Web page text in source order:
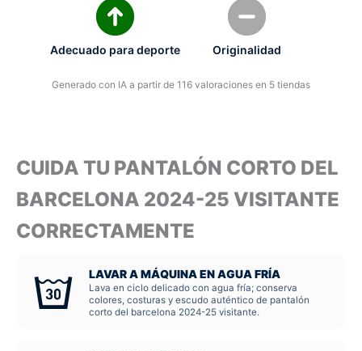
Adecuado para deporte Originalidad
Generado con IA a partir de 116 valoraciones en 5 tiendas
CUIDA TU PANTALÓN CORTO DEL
BARCELONA 2024-25 VISITANTE
CORRECTAMENTE
LAVAR A MÁQUINA EN AGUA FRÍA
Lava en ciclo delicado con agua fría; conserva
colores, costuras y escudo auténtico de pantalón
corto del barcelona 2024-25 visitante.